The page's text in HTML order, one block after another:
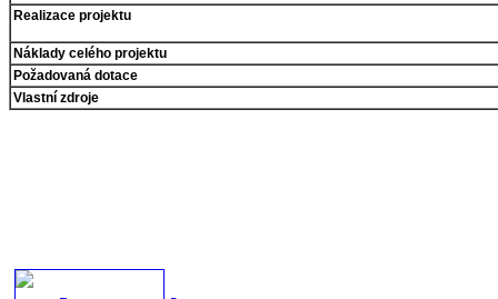
Realizace projektu
Náklady celého projektu
Požadovaná dotace
Vlastní zdroje